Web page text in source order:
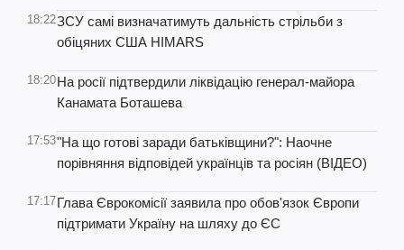
18:22ЗСУ самі визначатимуть дальність стрільби з
обіцяних США HIMARS
18:20На росії підтвердили ліквідацію генерал-майора
Канамата Боташева
17:53"На що готові заради батьківщини?": Наочне
порівняння відповідей українців та росіян (ВІДЕО)
17:17Глава Єврокомісії заявила про обов'язок Європи
підтримати Україну на шляху до ЄС